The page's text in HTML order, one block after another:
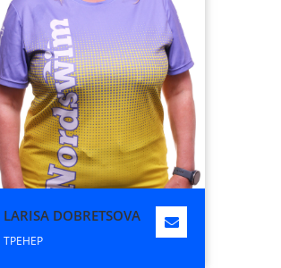
LARISA DOBRETSOVA
ТРЕНЕР